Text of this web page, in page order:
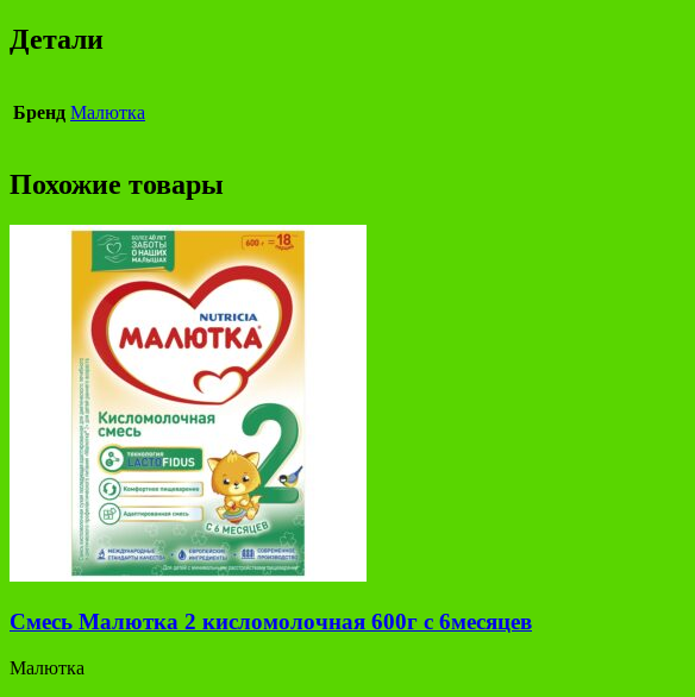
Детали
Бренд Малютка
Похожие товары
Смесь Малютка 2 кисломолочная 600г с 6месяцев
Малютка